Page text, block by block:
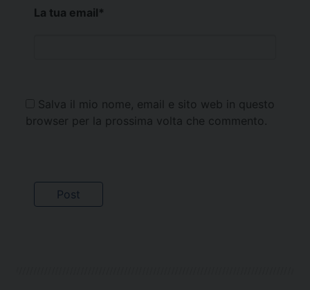
La tua email*
Salva il mio nome, email e sito web in questo
browser per la prossima volta che commento.